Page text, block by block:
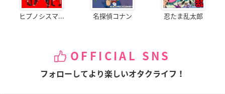
ヒプノシスマ... 名探偵コナン 忍たま乱太郎
OFFICIAL SNS
フォローしてより楽しいオタクライフ！